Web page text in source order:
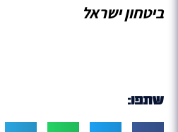
ביטחון ישראל
שתפו: